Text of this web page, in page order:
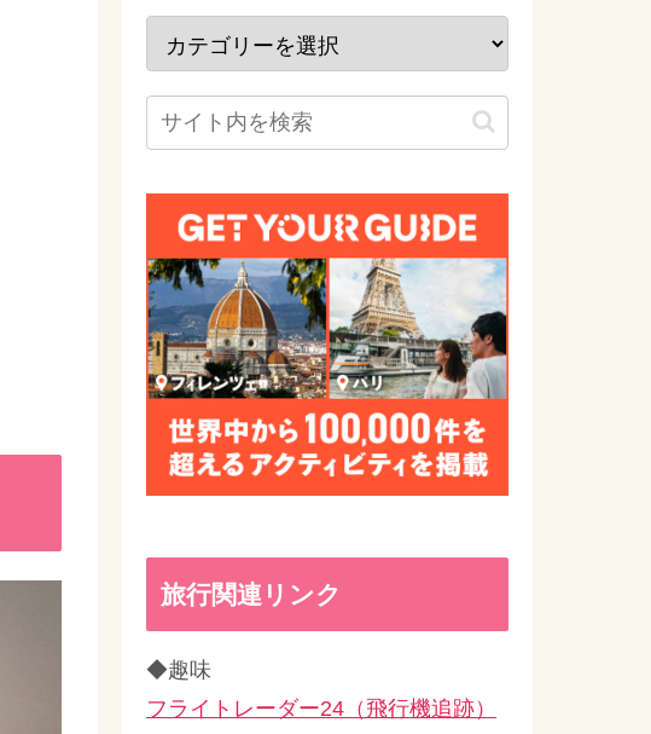
旅行関連リンク
◆趣味
フライトレーダー24（飛行機追跡）